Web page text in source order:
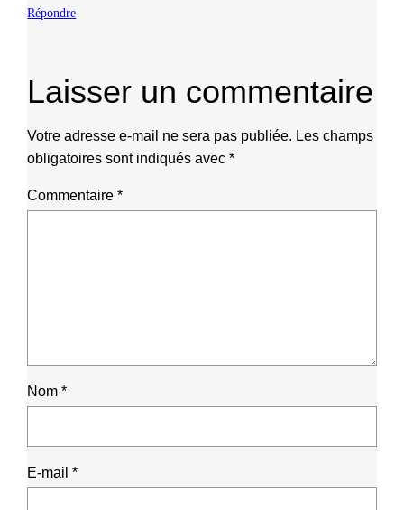
Répondre
Laisser un commentaire
Votre adresse e-mail ne sera pas publiée. Les champs
obligatoires sont indiqués avec*
Commentaire*
Nom*
E-mail*